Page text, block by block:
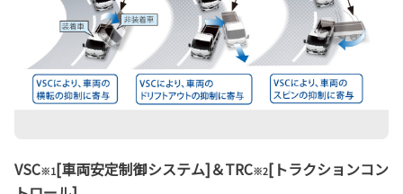
VSC※1[車両安定制御システム]＆TRC※2[トラクションコン